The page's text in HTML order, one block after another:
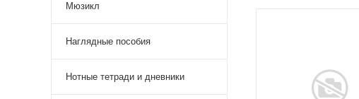
Мюзикл
Наглядные пособия
Нотные тетради и дневники